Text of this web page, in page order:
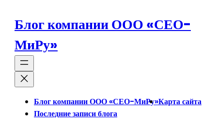
содержимому
Блог компании ООО «СЕО-
МиРу»
Блог компании ООО «СЕО-МиРу»Карта сайта
Последние записи блога